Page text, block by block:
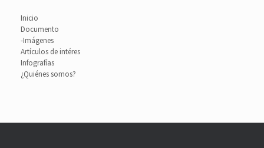
Inicio
Documento
-Imágenes
Artículos de intéres
Infografías
¿Quiénes somos?